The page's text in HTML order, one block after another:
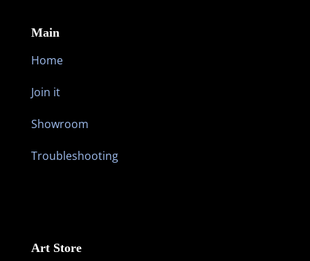
Main
Home
Join it
Showroom
Troubleshooting
Art Store